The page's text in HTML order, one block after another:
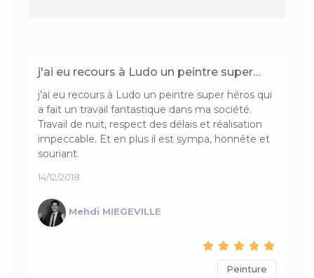
j'ai eu recours à Ludo un peintre super…
j'ai eu recours à Ludo un peintre super héros qui
a fait un travail fantastique dans ma société.
Travail de nuit, respect des délais et réalisation
impeccable. Et en plus il est sympa, honnête et
souriant.
14/12/2018
Mehdi MIEGEVILLE
Peinture